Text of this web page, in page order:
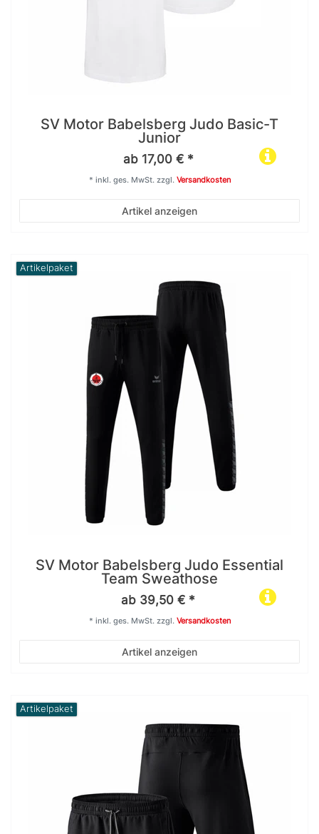
SV Motor Babelsberg Judo Basic-T
Junior
ab 17,00 € *
Artikel anzeigen
* inkl. ges. MwSt.zzgl. Versandkosten
Artikelpaket
SV Motor Babelsberg Judo Essential
Team Sweathose
ab 39,50 € *
Artikel anzeigen
* inkl. ges. MwSt.zzgl. Versandkosten
Artikelpaket